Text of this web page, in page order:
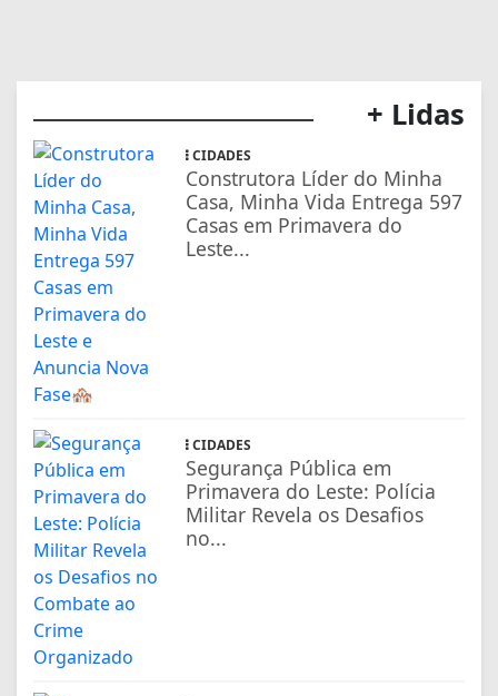
+ Lidas
CIDADES
Construtora Líder do Minha
Casa, Minha Vida Entrega 597
Casas em Primavera do
Leste...
CIDADES
Segurança Pública em
Primavera do Leste: Polícia
Militar Revela os Desafios
no...